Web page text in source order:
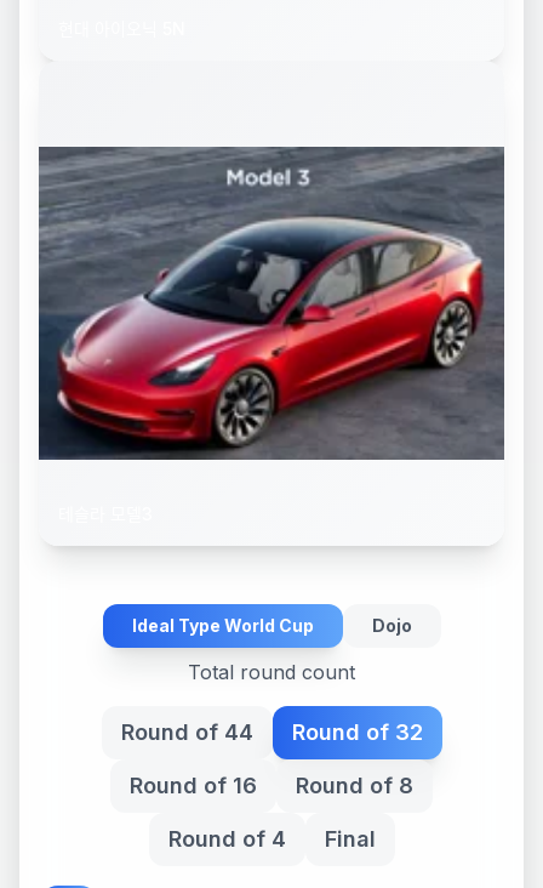
Ideal Type World Cup Dojo
Total round count
Round of 44 Round of 32
Round of 16 Round of 8
Round of 4 Final